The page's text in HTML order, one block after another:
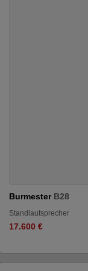
Burmester B28
Standlautsprecher
17.600 €